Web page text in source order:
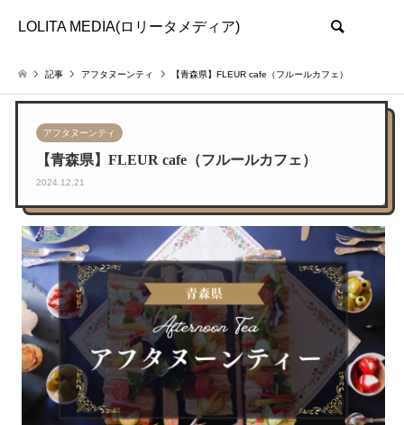
LOLITA MEDIA(ロリータメディア)
記事 アフタヌーンティ 【青森県】FLEUR cafe（フルールカフェ）
アフタヌーンティ
【青森県】FLEUR cafe（フルールカフェ）
2024.12.21